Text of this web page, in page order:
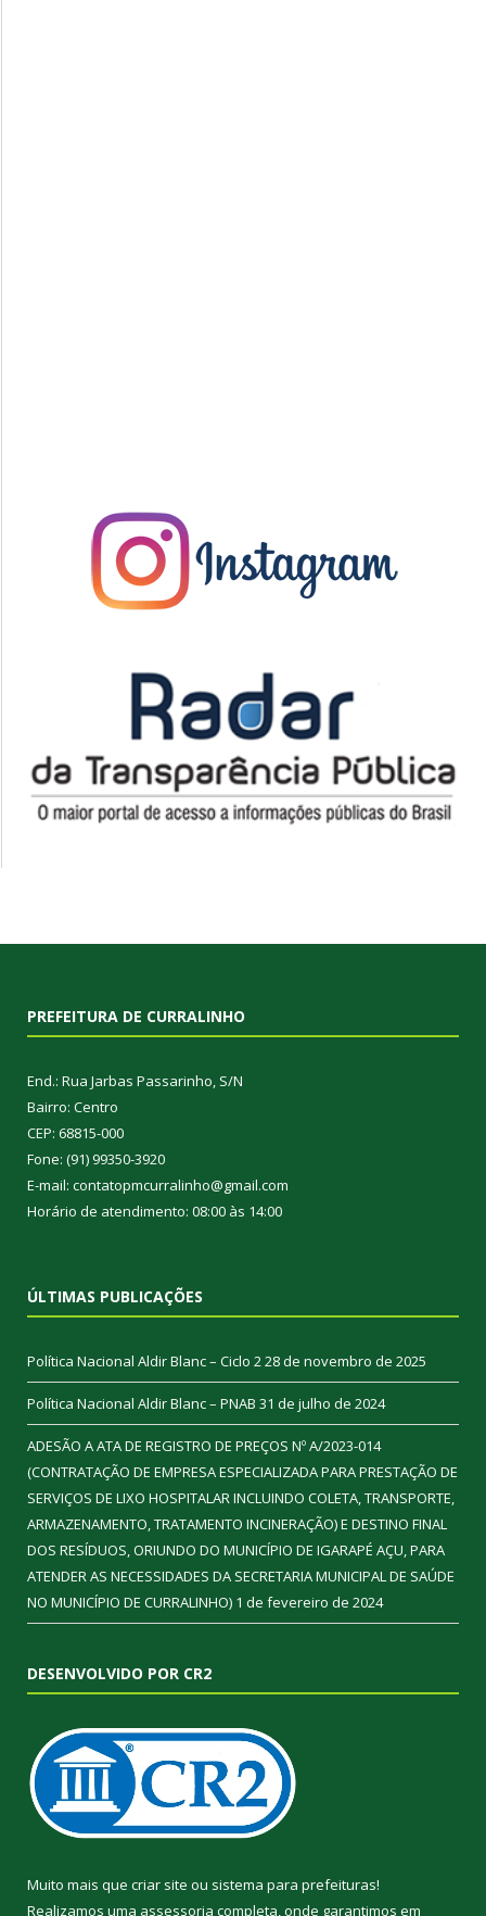
PREFEITURA DE CURRALINHO
End.: Rua Jarbas Passarinho, S/N
Bairro: Centro
CEP: 68815-000
Fone: (91) 99350-3920
E-mail: contatopmcurralinho@gmail.com
Horário de atendimento: 08:00 às 14:00
ÚLTIMAS PUBLICAÇÕES
Política Nacional Aldir Blanc – Ciclo 228 de novembro de 2025
Política Nacional Aldir Blanc – PNAB 31 de julho de 2024
ADESÃO A ATA DE REGISTRO DE PREÇOS Nº A/2023-014
(CONTRATAÇÃO DE EMPRESA ESPECIALIZADA PARA PRESTAÇÃO DE
SERVIÇOS DE LIXO HOSPITALAR INCLUINDO COLETA, TRANSPORTE,
ARMAZENAMENTO, TRATAMENTO INCINERAÇÃO) E DESTINO FINAL
DOS RESÍDUOS, ORIUNDO DO MUNICÍPIO DE IGARAPÉ AÇU, PARA
ATENDER AS NECESSIDADES DA SECRETARIA MUNICIPAL DE SAÚDE
NO MUNICÍPIO DE CURRALINHO) 1 de fevereiro de 2024
DESENVOLVIDO POR CR2
Muito mais que criar site ou sistema para prefeituras!
Realizamos uma assessoria completa, onde garantimos em